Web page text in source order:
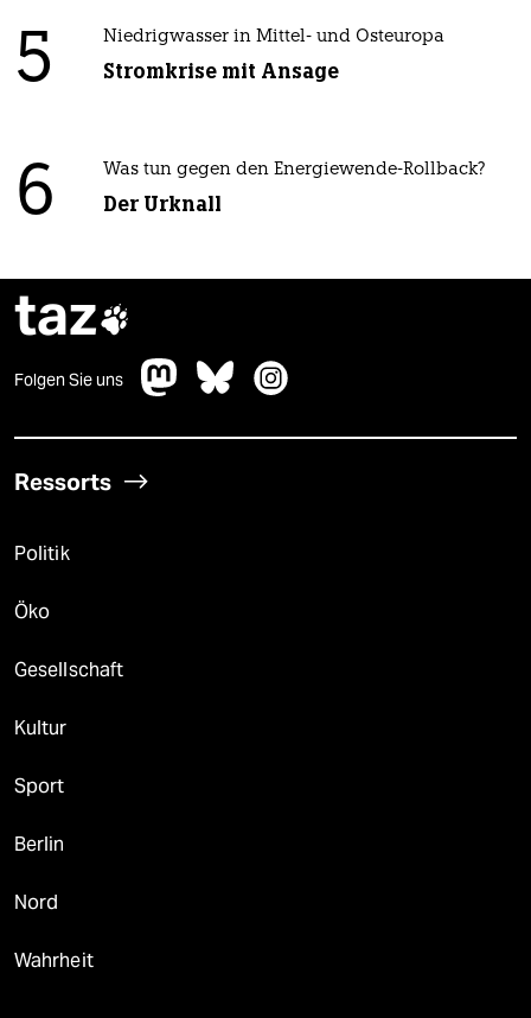
5 Niedrigwasser in Mittel- und Osteuropa
Stromkrise mit Ansage
6 Was tun gegen den Energiewende-Rollback?
Der Urknall
taz
Folgen Sie uns
Ressorts
Politik
Öko
Gesellschaft
Kultur
Sport
Berlin
Nord
Wahrheit